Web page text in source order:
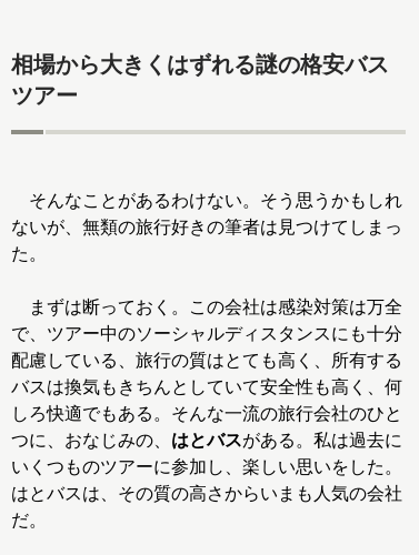
相場から大きくはずれる謎の格安バス
ツアー
そんなことがあるわけない。そう思うかもしれ
ないが、無類の旅行好きの筆者は見つけてしまっ
た。
まずは断っておく。この会社は感染対策は万全
で、ツアー中のソーシャルディスタンスにも十分
配慮している、旅行の質はとても高く、所有する
バスは換気もきちんとしていて安全性も高く、何
しろ快適でもある。そんな一流の旅行会社のひと
つに、おなじみの、 はとバスがある。私は過去に
いくつものツアーに参加し、楽しい思いをした。
はとバスは、その質の高さからいまも人気の会社
だ。